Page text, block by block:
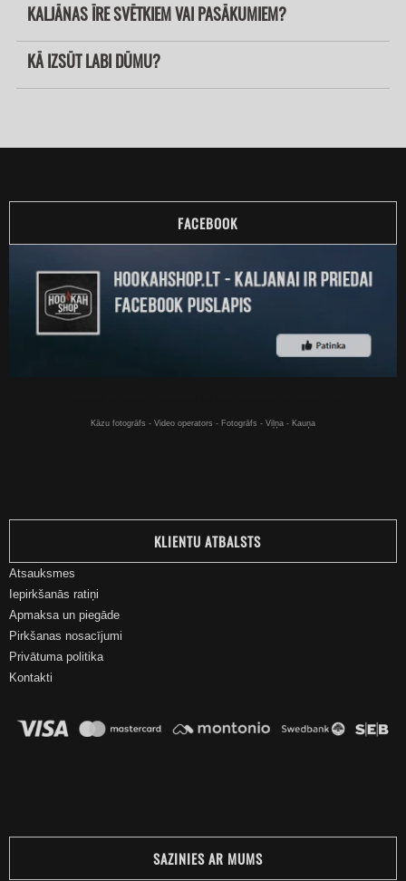
KALJĀNAS ĪRE SVĒTKIEM VAI PASĀKUMIEM?
KĀ IZSŪT LABI DŪMU?
FACEBOOK
Kāzu fotogrāfs - Video operators - Fotogrāfs - Viļņa - Kauņa
KLIENTU ATBALSTS
Atsauksmes
Iepirkšanās ratiņi
Apmaksa un piegāde
Pirkšanas nosacījumi
Privātuma politika
Kontakti
SAZINIES AR MUMS